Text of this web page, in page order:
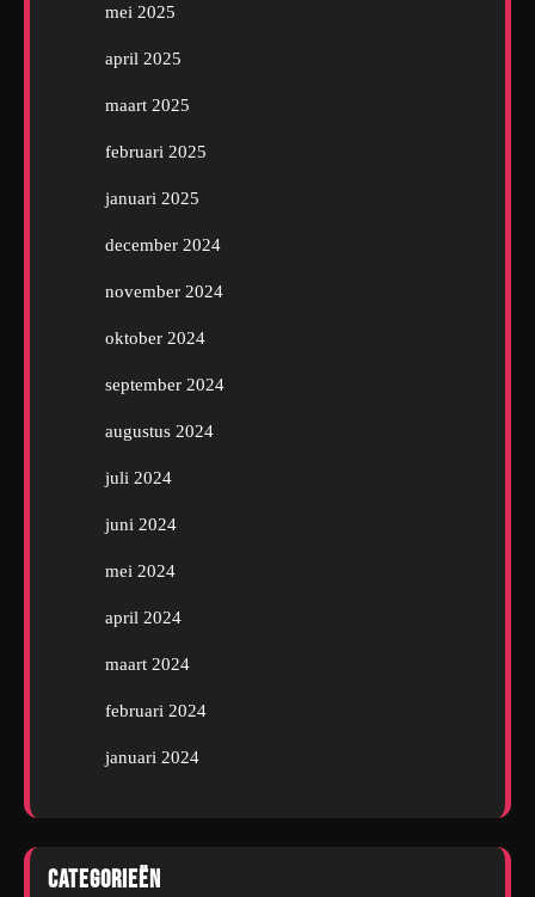
mei 2025
april 2025
maart 2025
februari 2025
januari 2025
december 2024
november 2024
oktober 2024
september 2024
augustus 2024
juli 2024
juni 2024
mei 2024
april 2024
maart 2024
februari 2024
januari 2024
Categorieën